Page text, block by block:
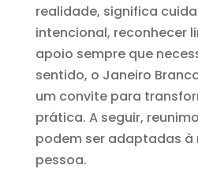
realidade, significa
intencional, reconhecer
apoio sempre que
sentido, o Janeiro
um convite para
prática. A seguir,
podem ser adaptadas à
pessoa.